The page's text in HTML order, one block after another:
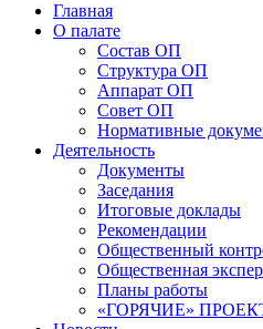
Главная
О палате
Состав ОП
Структура ОП
Аппарат ОП
Совет ОП
Нормативные
Деятельность
Документы
Заседания
Итоговые доклады
Рекомендации
Общественный
Общественная
Планы работы
«ГОРЯЧИЕ»